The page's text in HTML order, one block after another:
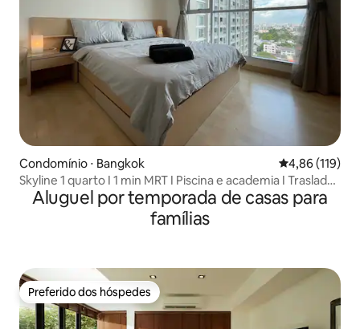
Condomínio ⋅ Bangkok 4,86 de uma
4,86 (119)
Skyline 1 quarto I 1 min MRT I Piscina e academia I Traslado
do aeroporto
Aluguel por temporada de casas para
famílias
Preferido dos hóspedes
Preferido dos hóspedes